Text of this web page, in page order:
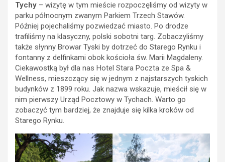
Tychy – wizytę w tym mieście rozpoczęliśmy od wizyty w
parku północnym zwanym Parkiem Trzech Stawów.
Później pojechaliśmy pozwiedzać miasto. Po drodze
trafiliśmy na klasyczny, polski sobotni targ. Zobaczyliśmy
także słynny Browar Tyski by dotrzeć do Starego Rynku i
fontanny z delfinkami obok kościoła św. Marii Magdaleny.
Ciekawostką był dla nas Hotel Stara Poczta ze Spa &
Wellness, mieszczący się w jednym z najstarszych tyskich
budynków z 1899 roku. Jak nazwa wskazuje, mieścił się w
nim pierwszy Urząd Pocztowy w Tychach. Warto go
zobaczyć tym bardziej, że znajduje się kilka kroków od
Starego Rynku.